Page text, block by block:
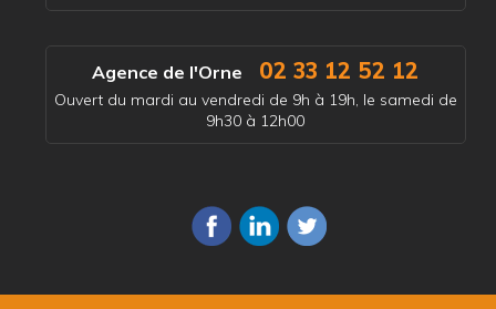
Agence de l'Orne 02 33 12 52 12
Ouvert du mardi au vendredi de 9h à 19h, le samedi de
9h30 à 12h00